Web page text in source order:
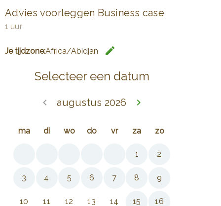
Advies voorleggen Business case
1 uur
Je tijdzone:Africa/Abidjan
edit
Selecteer een datum
augustus 2026
keyboard_arrow_left
keyboard_arrow_right
ma di wo do vr za zo
1 2
3 4 5 6 7 8 9
10 11 12 13 14 15 16